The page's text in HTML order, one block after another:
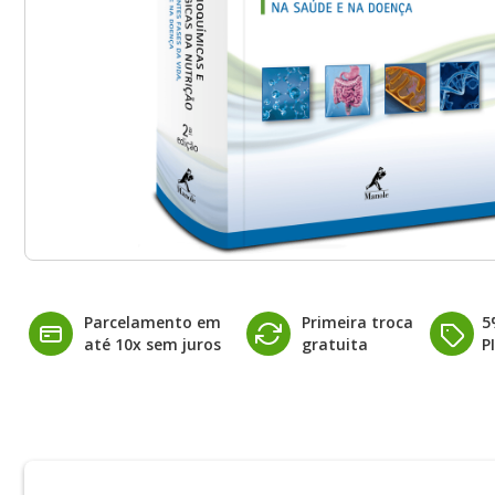
Parcelamento em
até 10x sem juros
Primeira troca
gratuita